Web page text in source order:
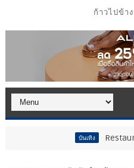
ก้าวไปข้า
Restaurant War!!ครัวสุ